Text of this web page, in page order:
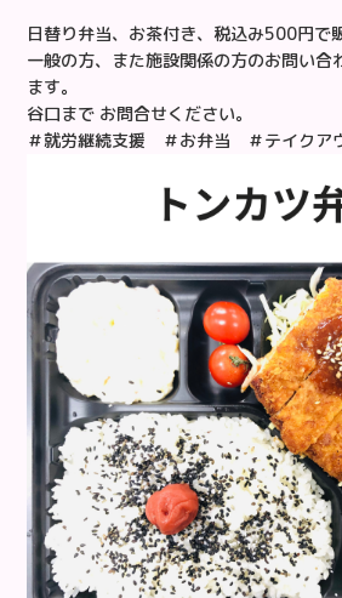
日替り弁当、お茶付き、税込み500円で
一般の方、また施設関係の方のお問い合
ます。
谷口まで お問合せください。
＃就労継続支援 ＃お弁当 ＃テイクア